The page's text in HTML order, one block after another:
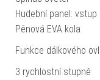
Hudební panel: vstup
Pěnová EVA kola
Funkce dálkového
3 rychlostní stupně